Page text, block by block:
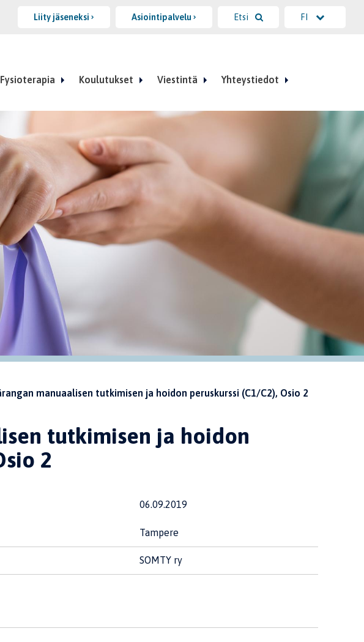
Liity jäseneksi Asiointipalvelu Etsi FI
Fysioterapia Koulutukset Viestintä Yhteystiedot
manuaalisen tutkimisen ja hoidon peruskurssi (C1/C2), Osio 2
tutkimisen ja hoidon
2
06.09.2019
Tampere
SOMTY ry